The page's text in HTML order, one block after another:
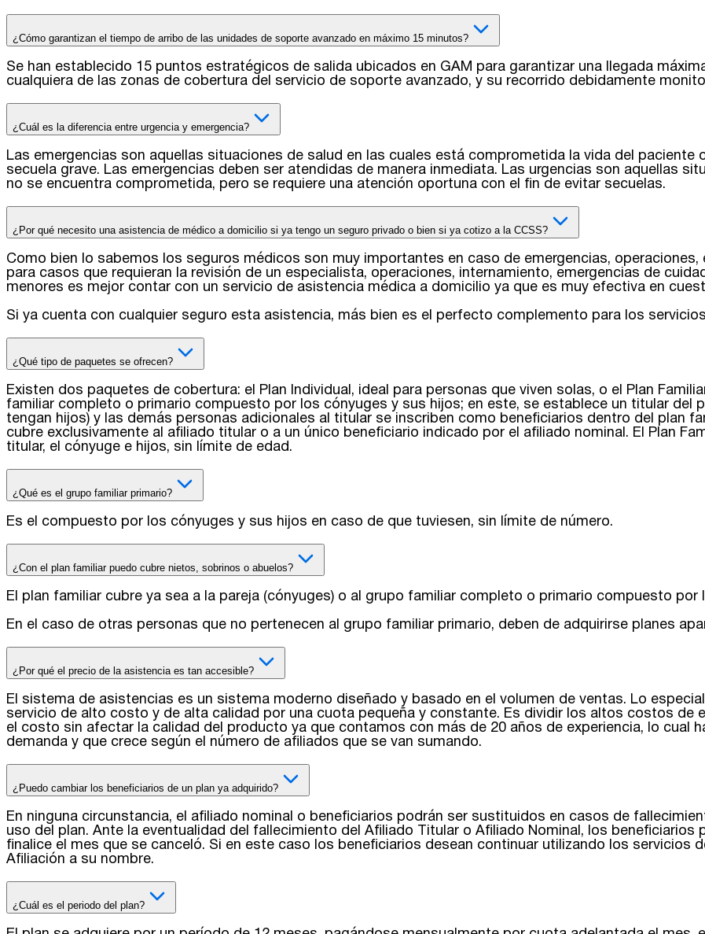
¿Cómo garantizan el tiempo de arribo de las unidades de soporte avanzado en máximo 15 minutos?
Se han establecido 15 puntos estratégicos de salida ubicados en GAM para garantizar una llegada
cualquiera de las zonas de cobertura del servicio de soporte avanzado, y su recorrido debidamente
¿Cuál es la diferencia entre urgencia y emergencia?
Las emergencias son aquellas situaciones de salud en las cuales está comprometida la vida del paciente
secuela grave. Las emergencias deben ser atendidas de manera inmediata. Las urgencias son aquellas
no se encuentra comprometida, pero se requiere una atención oportuna con el fin de evitar secuelas.
¿Por qué necesito una asistencia de médico a domicilio si ya tengo un seguro privado o bien si ya cotizo a la CCSS?
Como bien lo sabemos los seguros médicos son muy importantes en caso de emergencias,
para casos que requieran la revisión de un especialista, operaciones, internamiento, emergencias de
menores es mejor contar con un servicio de asistencia médica a domicilio ya que es muy efectiva en
Si ya cuenta con cualquier seguro esta asistencia, más bien es el perfecto complemento para los
¿Qué tipo de paquetes se ofrecen?
Existen dos paquetes de cobertura: el Plan Individual, ideal para personas que viven solas, o el Plan
familiar completo o primario compuesto por los cónyuges y sus hijos; en este, se establece un titular del
tengan hijos) y las demás personas adicionales al titular se inscriben como beneficiarios dentro del plan
cubre exclusivamente al afiliado titular o a un único beneficiario indicado por el afiliado nominal. El Plan
titular, el cónyuge e hijos, sin límite de edad.
¿Qué es el grupo familiar primario?
Es el compuesto por los cónyuges y sus hijos en caso de que tuviesen, sin límite de número.
¿Con el plan familiar puedo cubre nietos, sobrinos o abuelos?
El plan familiar cubre ya sea a la pareja (cónyuges) o al grupo familiar completo o primario compuesto por
En el caso de otras personas que no pertenecen al grupo familiar primario, deben de adquirirse planes
¿Por qué el precio de la asistencia es tan accesible?
El sistema de asistencias es un sistema moderno diseñado y basado en el volumen de ventas. Lo
servicio de alto costo y de alta calidad por una cuota pequeña y constante. Es dividir los altos costos
el costo sin afectar la calidad del producto ya que contamos con más de 20 años de experiencia, lo cual
demanda y que crece según el número de afiliados que se van sumando.
¿Puedo cambiar los beneficiarios de un plan ya adquirido?
En ninguna circunstancia, el afiliado nominal o beneficiarios podrán ser sustituidos en casos de
uso del plan. Ante la eventualidad del fallecimiento del Afiliado Titular o Afiliado Nominal, los
finalice el mes que se canceló. Si en este caso los beneficiarios desean continuar utilizando los servicios
Afiliación a su nombre.
¿Cuál es el periodo del plan?